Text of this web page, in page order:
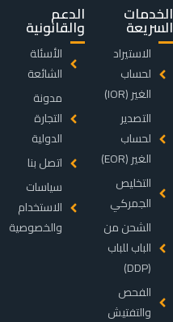
الخدمات
السريعة
الاستيراد
لحساب
الغير (IOR)
التصدير
لحساب
الغير (EOR)
التخليص
الجمركي
الشحن من
الباب للباب
(DDP)
الفحص
والتفتيش
الدعم
والقانونية
الأسئلة
الشائعة
مدونة
التجارة
الدولية
اتصل بنا
سياسات
الاستخدام
والخصوصية